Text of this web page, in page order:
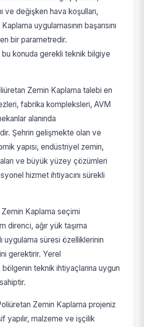
ve değişken hava koşulları,
uygulamasının başarısını
bir parametredir.
bu konuda gerekli teknik bilgiye
Zemin Kaplama talebi en
fabrika kompleksleri, AVM
alanında
Şehrin gelişmekte olan ve
yapısı, endüstriyel zemin,
ve büyük yüzey çözümleri
hizmet ihtiyacını sürekli
Kaplama seçimi
direnci, ağır yük taşıma
uygulama süresi özelliklerinin
gerektirir. Yerel
bölgenin teknik ihtiyaçlarına uygun
Zemin Kaplama projeniz
yapılır, malzeme ve işçilik